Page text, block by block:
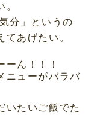
分」というの
あげたい。
ん！！！
ニューがバラバ
いたいご飯でた